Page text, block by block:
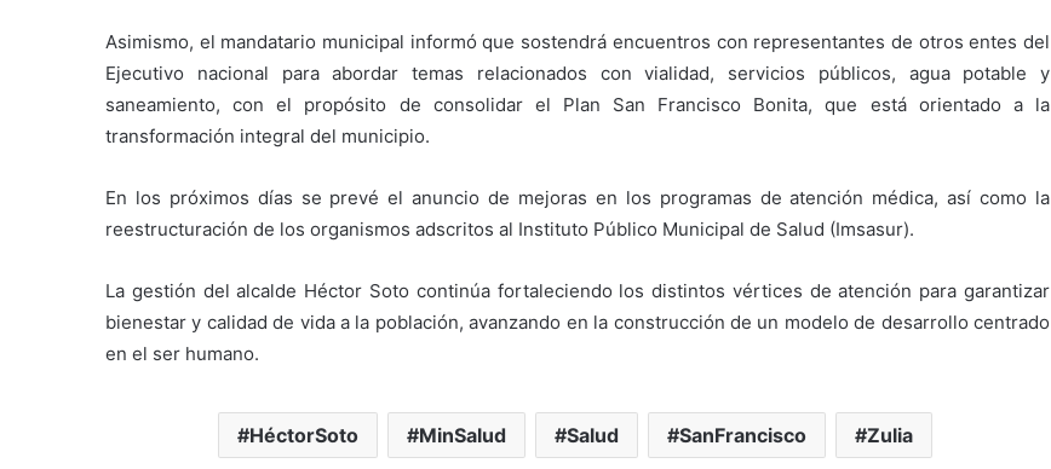
Asimismo, el mandatario municipal informó que sostendrá encuentros con representantes de otros entes del
Ejecutivo nacional para abordar temas relacionados con vialidad, servicios públicos, agua potable y
saneamiento, con el propósito de consolidar el Plan San Francisco Bonita, que está orientado a la
transformación integral del municipio.
En los próximos días se prevé el anuncio de mejoras en los programas de atención médica, así como la
reestructuración de los organismos adscritos al Instituto Público Municipal de Salud (Imsasur).
La gestión del alcalde Héctor Soto continúa fortaleciendo los distintos vértices de atención para garantizar
bienestar y calidad de vida a la población, avanzando en la construcción de un modelo de desarrollo centrado
en el ser humano.
HéctorSoto MinSalud Salud SanFrancisco Zulia